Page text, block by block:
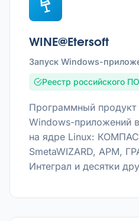
WINE@Etersoft
Запуск Windows-
Реестр российского
Программный продукт
Windows-приложений
на ядре Linux:
SmetaWIZARD, APM,
Интеграл и десятки